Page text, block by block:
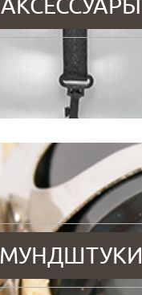
АКСЕССУАРЫ
МУНДШТУКИ